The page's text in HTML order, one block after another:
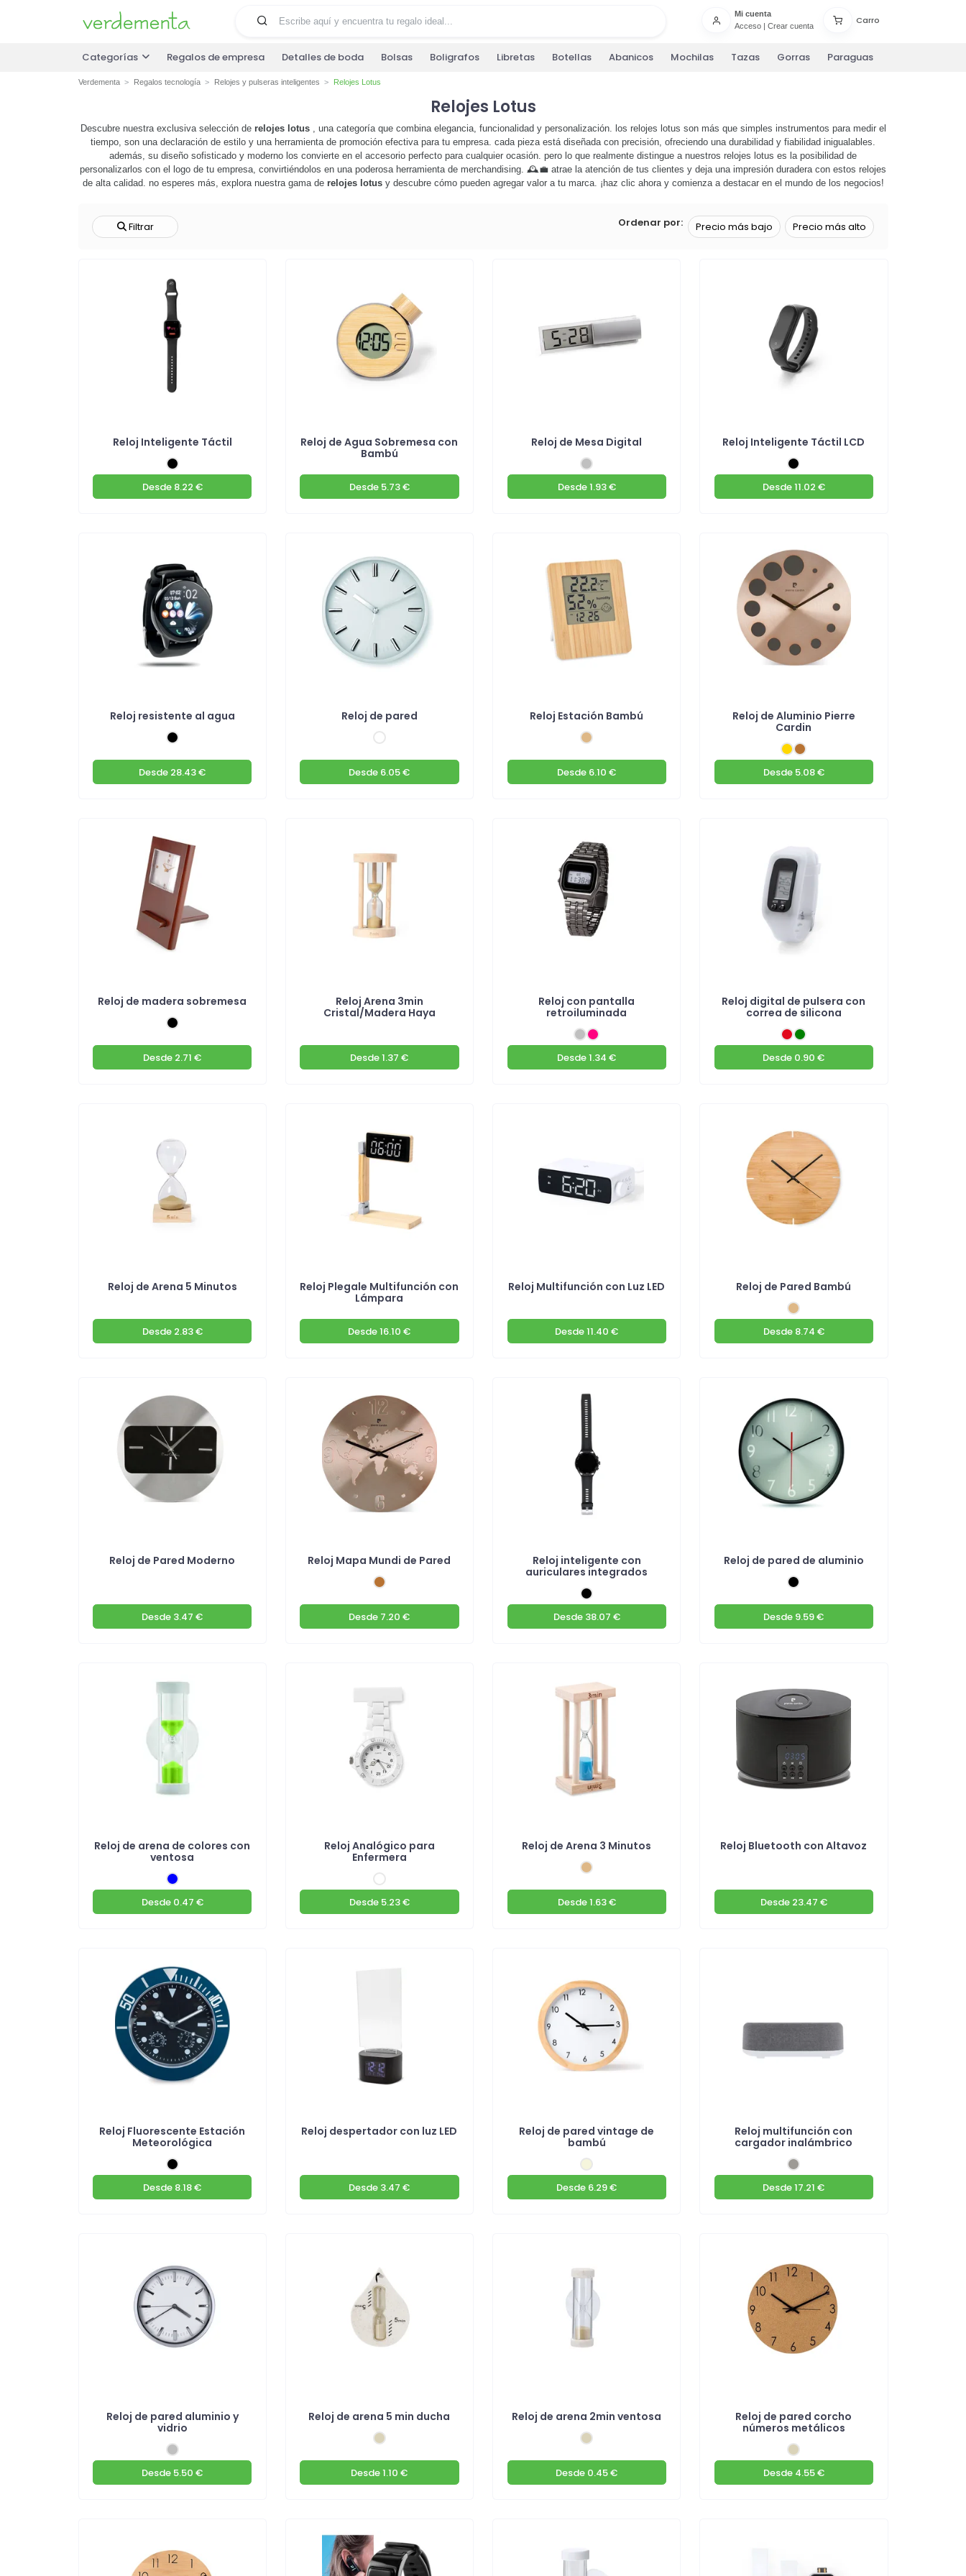
Mi cuenta
Acceso| Crear cuenta
Carro
Categorías Regalos de empresa Detalles de boda Bolsas Boligrafos Libretas Botellas Abanicos Mochilas Tazas Gorras Paraguas
Verdementa Regalos tecnología Relojes y pulseras inteligentes Relojes Lotus
Relojes Lotus
Descubre nuestra exclusiva selección de relojes lotus, una categoría que combina elegancia, funcionalidad y personalización. los relojes lotus son más que simples instrumentos para medir el
tiempo, son una declaración de estilo y una herramienta de promoción efectiva para tu empresa. cada pieza está diseñada con precisión, ofreciendo una durabilidad y fiabilidad inigualables.
además, su diseño sofisticado y moderno los convierte en el accesorio perfecto para cualquier ocasión. pero lo que realmente distingue a nuestros relojes lotus es la posibilidad de
personalizarlos con el logo de tu empresa, convirtiéndolos en una poderosa herramienta de merchandising. 🕰️💼 atrae la atención de tus clientes y deja una impresión duradera con estos relojes
de alta calidad. no esperes más, explora nuestra gama de relojes lotusy descubre cómo pueden agregar valor a tu marca. ¡haz clic ahora y comienza a destacar en el mundo de los negocios!
Filtrar Ordenar por: Precio más bajo Precio más alto
Reloj Inteligente Táctil
Desde8.22 €
Reloj de Agua Sobremesa con
Bambú
Desde5.73 €
Reloj de Mesa Digital
Desde1.93 €
Reloj Inteligente Táctil LCD
Desde11.02 €
Reloj resistente al agua
Desde 28.43 €
Reloj de pared
Desde 6.05 €
Reloj Estación Bambú
Desde 6.10 €
Reloj de Aluminio Pierre
Cardin
Desde5.08 €
Reloj de madera sobremesa
Desde 2.71 €
Reloj Arena 3min
Cristal/Madera Haya
Desde1.37 €
Reloj con pantalla
retroiluminada
Desde1.34 €
Reloj digital de pulsera con
correa de silicona
Desde 0.90 €
Reloj de Arena 5 Minutos
Desde2.83 €
Reloj Plegale Multifunción con
Lámpara
Desde16.10 €
Reloj Multifunción con Luz LED
Desde11.40 €
Reloj de Pared Bambú
Desde8.74 €
Reloj de Pared Moderno
Desde 3.47 €
Reloj Mapa Mundi de Pared
Desde 7.20 €
Reloj inteligente con
auriculares integrados
Desde38.07 €
Reloj de pared de aluminio
Desde 9.59 €
Reloj de arena de colores con
ventosa
Desde0.47 €
Reloj Analógico para
Enfermera
Desde5.23 €
Reloj de Arena 3 Minutos
Desde1.63 €
Reloj Bluetooth con Altavoz
Desde23.47 €
Reloj Fluorescente Estación
Meteorológica
Desde 8.18 €
Reloj despertador con luz LED
Desde 3.47 €
Reloj de pared vintage de
bambú
Desde 6.29 €
Reloj multifunción con
cargador inalámbrico
Desde17.21 €
Reloj de pared aluminio y
vidrio
Desde 5.50 €
Reloj de arena 5 min ducha
Desde1.10 €
Reloj de arena 2min ventosa
Desde 0.45 €
Reloj de pared corcho
números metálicos
Desde4.55 €